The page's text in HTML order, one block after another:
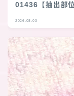
01436【抽出部
2026.08.03